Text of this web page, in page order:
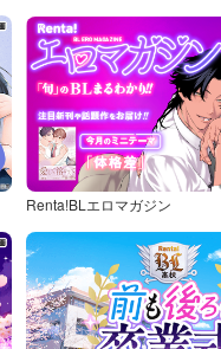
Renta!BLエロマガジン